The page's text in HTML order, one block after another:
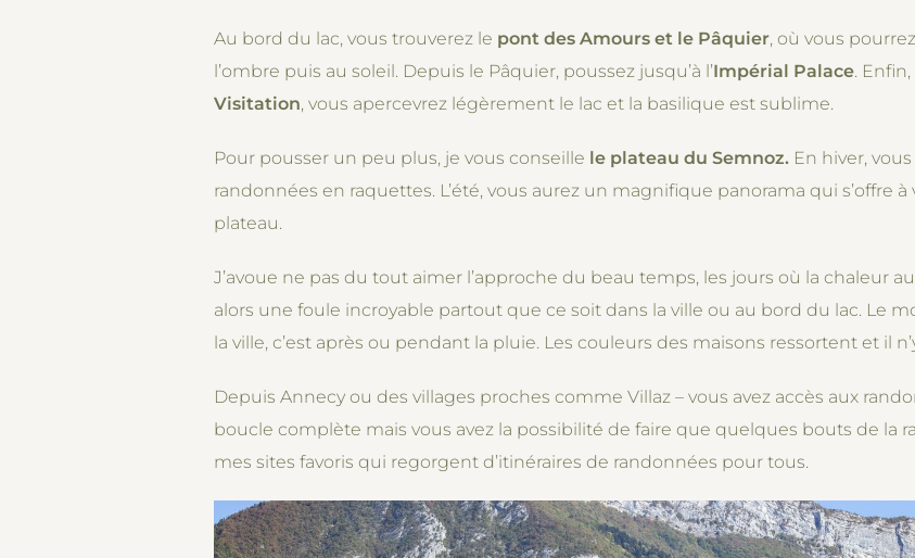
Au bord du lac, vous trouverez le pont des Amours et le Pâquier, où vous
l’ombre puis au soleil. Depuis le Pâquier, poussez jusqu’à l’Impérial Palace.
Visitation, vous apercevrez légèrement le lac et la basilique est sublime.
Pour pousser un peu plus, je vous conseille le plateau du Semnoz. En hiver,
randonnées en raquettes. L’été, vous aurez un magnifique panorama qui s’offre
plateau.
J’avoue ne pas du tout aimer l’approche du beau temps, les jours où la chaleur
alors une foule incroyable partout que ce soit dans la ville ou au bord du lac. Le
la ville, c’est après ou pendant la pluie. Les couleurs des maisons ressortent et il
Depuis Annecy ou des villages proches comme Villaz – vous avez accès aux
boucle complète mais vous avez la possibilité de faire que quelques bouts de la
mes sites favoris qui regorgent d’itinéraires de randonnées pour tous.